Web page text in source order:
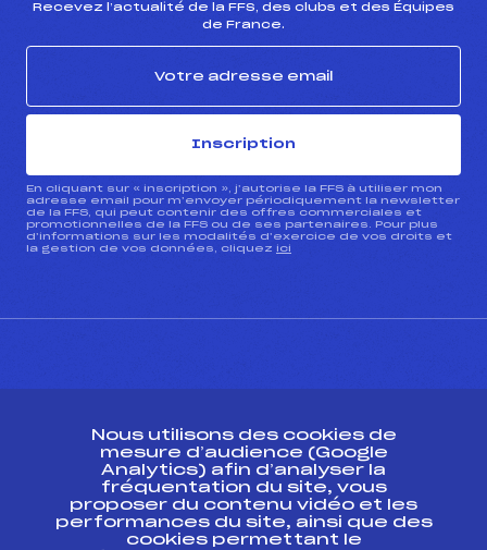
Recevez l’actualité de la FFS, des clubs et des Équipes
de France.
Inscription
En cliquant sur « inscription », j’autorise la FFS à utiliser mon
adresse email pour m’envoyer périodiquement la newsletter
de la FFS, qui peut contenir des offres commerciales et
promotionnelles de la FFS ou de ses partenaires. Pour plus
d’informations sur les modalités d’exercice de vos droits et
la gestion de vos données, cliquez ici
ESPACE PRESSE
Ressources
Pass’Neige
Nous utilisons des cookies de
mesure d’audience (Google
Analytics) afin d’analyser la
fréquentation du site, vous
proposer du contenu vidéo et les
performances du site, ainsi que des
cookies permettant le